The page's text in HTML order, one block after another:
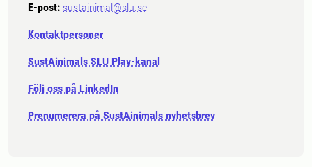
E-post: sustainimal@slu.se
Kontaktpersoner
SustAinimals SLU Play-kanal
Följ oss på LinkedIn
Prenumerera på SustAinimals nyhetsbrev